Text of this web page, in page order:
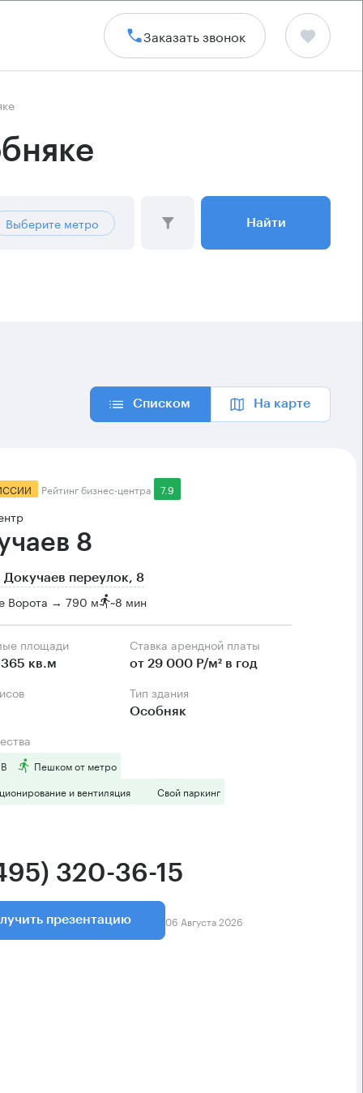
Заказать звонок
Выберите метро Найти
Списком На карте
Рейтинг бизнес-центра 7.9
8
Докучаев переулок, 8
Ворота → 790 м ~8 мин
площади
кв.м
Ставка арендной платы
от 29 000 Р/м² в год
Тип здания
Особняк
Пешком от метро
и вентиляция
Свой паркинг
320-36-15
презентацию 06 Августа 2026